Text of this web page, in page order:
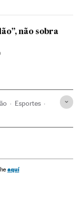
não sobra
Esportes
aquí